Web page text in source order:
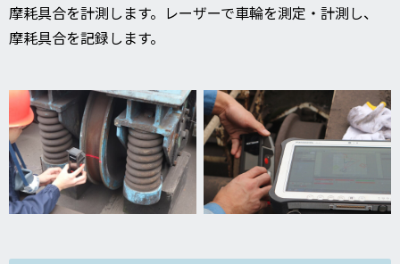
摩耗具合を計測します。レーザーで車輪を測定・計測し、
摩耗具合を記録します。